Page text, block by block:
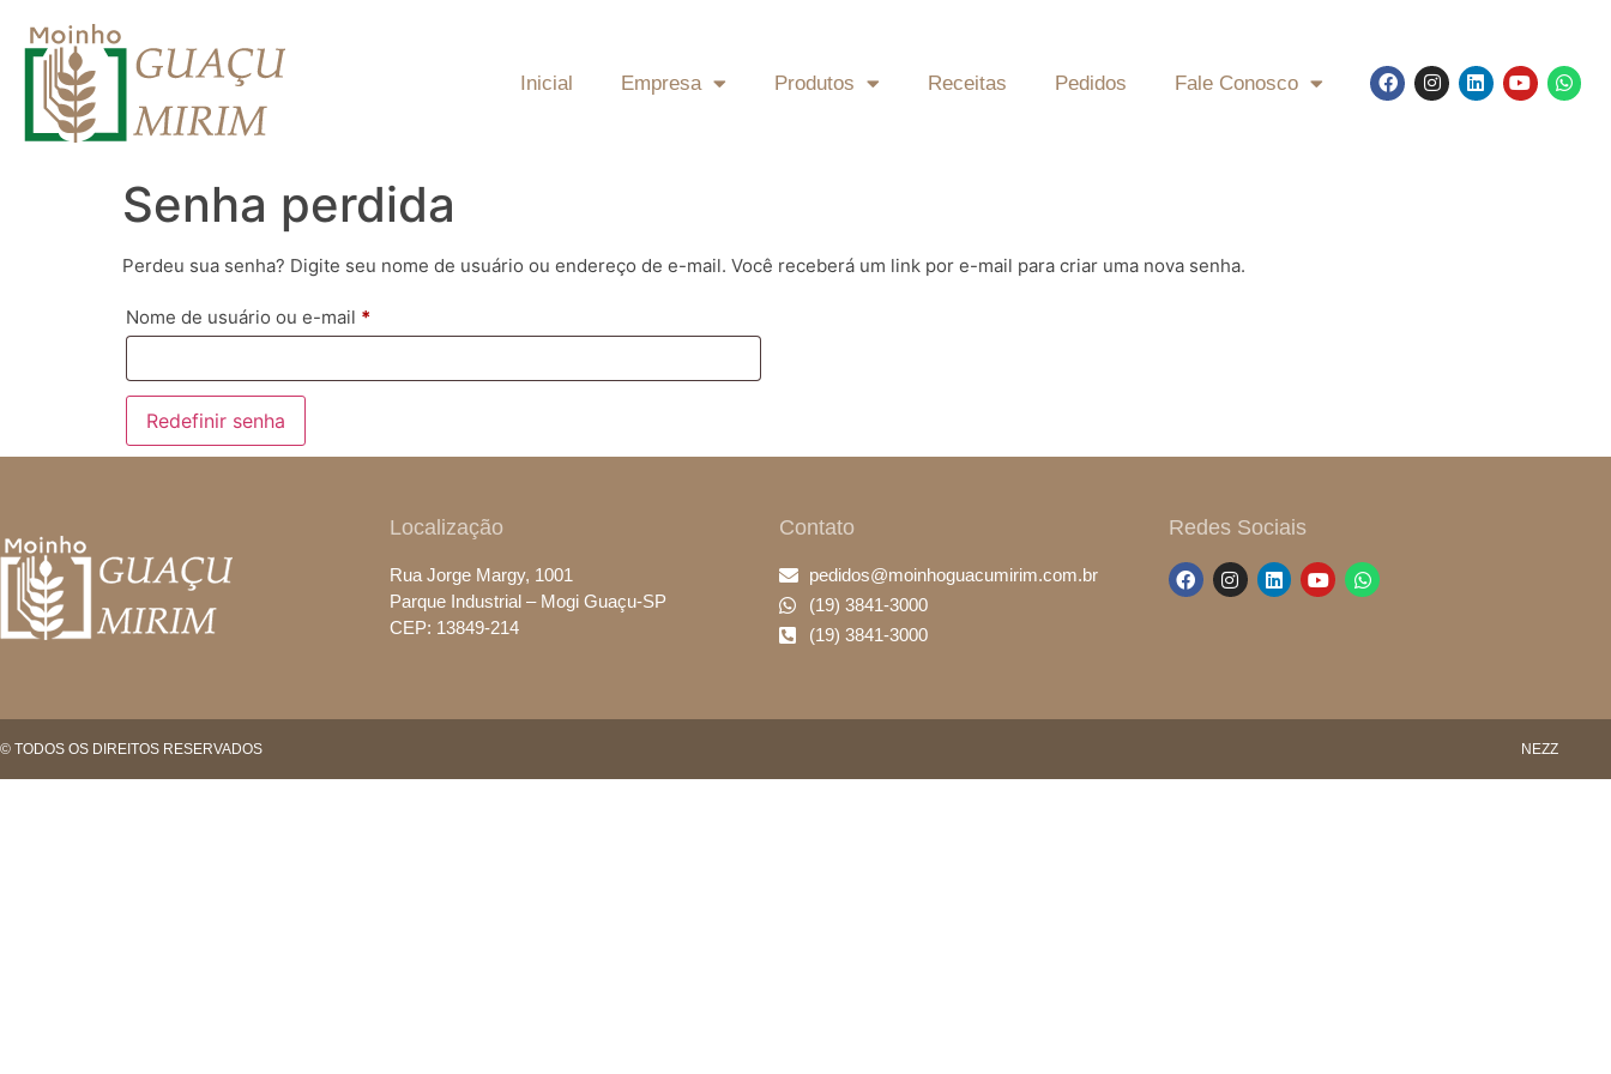
Inicial Empresa Produtos Receitas Pedidos Fale Conosco
Senha perdida
Perdeu sua senha? Digite seu nome de usuário ou endereço de e-mail. Você receberá um link por e-mail para criar uma nova senha.
Nome de usuário ou e-mail *
Redefinir senha
Localização
Rua Jorge Margy, 1001
Parque Industrial – Mogi Guaçu-SP
CEP: 13849-214
Contato
pedidos@moinhoguacumirim.com.br
(19) 3841-3000
(19) 3841-3000
Redes Sociais
© TODOS OS DIREITOS RESERVADOS NEZZ